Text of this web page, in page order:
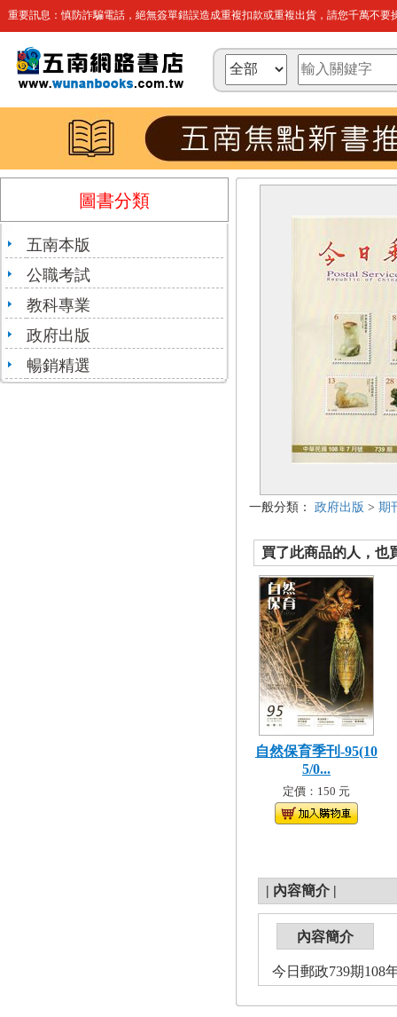
重要訊息：慎防詐騙電話，絕無簽單錯誤造成重複扣款或重複出貨，請您千萬不要
圖書分類
五南本版
公職考試
教科專業
政府出版
暢銷精選
一般分類： 政府出版 > 期
買了此商品的人，也
自然保育季刊-95(10
5/0...
定價：150 元
| 內容簡介 |
內容簡介
今日郵政739期108